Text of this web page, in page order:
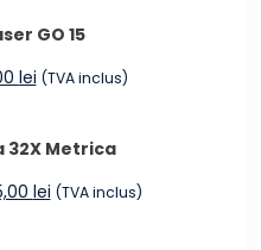
249,00 lei.
GO 15
leiPrețul
213,00 lei.
(TVA inclus)
32X Metrica
leiPrețul
(TVA inclus)